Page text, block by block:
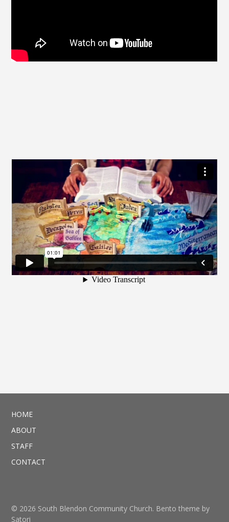
HOME
ABOUT
STAFF
CONTACT
© 2026 South Blendon Community Church. Bento theme by
Satori